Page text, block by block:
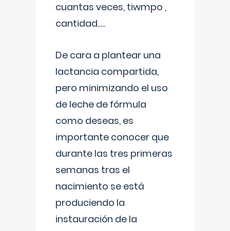
cuantas veces, tiwmpo ,
cantidad.....
De cara a plantear una
lactancia compartida,
pero minimizando el uso
de leche de fórmula
como deseas, es
importante conocer que
durante las tres primeras
semanas tras el
nacimiento se está
produciendo la
instauración de la